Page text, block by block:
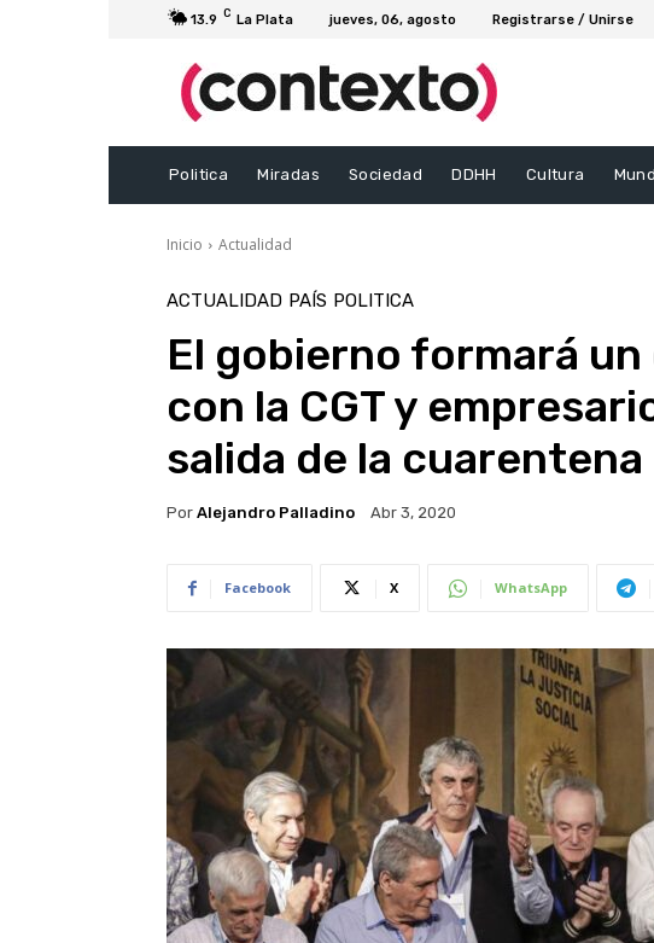
13.9 C La Plata jueves, 06, agosto Registrarse / Unirse
Politica Miradas Sociedad DDHH Cultura
Inicio Actualidad
ACTUALIDAD PAÍS POLITICA
El gobierno formará
con la CGT y
salida de la cuarentena
Por Alejandro Palladino Abr 3, 2020
Facebook X WhatsApp